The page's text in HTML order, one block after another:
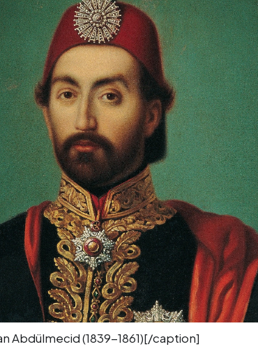
Abdülmecid (1839-1861)[/caption]